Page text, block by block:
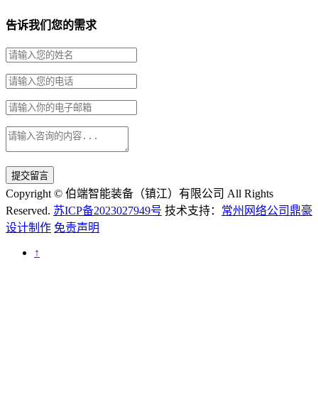
告诉我们您的需求
提交留言
Copyright © 伯端智能装备（镇江）有限公司 All Rights
Reserved. 苏ICP备2023027949号 技术支持： 常州网络公司鼎豪
设计制作 免责声明
↑